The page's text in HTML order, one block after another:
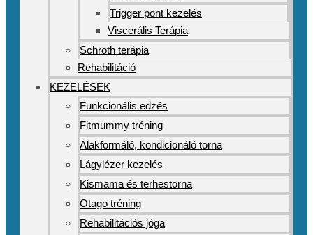
Trigger pont kezelés
Viscerális Terápia
Schroth terápia
Rehabilitáció
KEZELÉSEK
Funkcionális edzés
Fitmummy tréning
Alakformáló, kondicionáló torna
Lágylézer kezelés
Kismama és terhestorna
Otago tréning
Rehabilitációs jóga